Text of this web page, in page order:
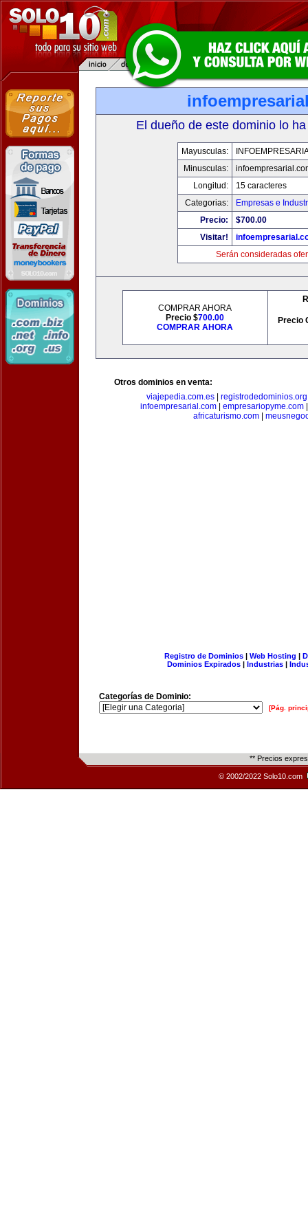
El dueño de este dominio lo
Mayusculas:
Minusculas:
Longitud:
15 caracteres
Categorias:
Empresas e
Precio:
$700.00
Visitar!
Serán consideradas
COMPRAR AHORA
Precio $700.00
COMPRAR AHORA
Precio
Otros dominios en venta:
viajepedia.com.es| registrodedominios.org
infoempresarial.com| empresariopyme.com
africaturismo.com|
Registro de Dominios| Web Hosting |
Dominios Expirados | Industrias |
Categorías de Dominio:
[Pág.
** Precios
© 2002/2022 Solo10.com